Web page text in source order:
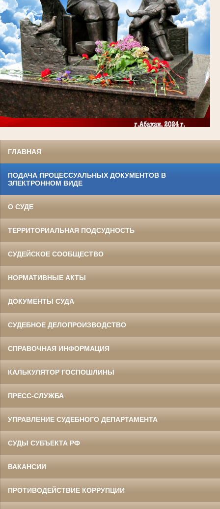
ГЛАВНАЯ
ПОДАЧА ПРОЦЕССУАЛЬНЫХ ДОКУМЕНТОВ В
ЭЛЕКТРОННОМ ВИДЕ
О СУДЕ
ТЕРРИТОРИАЛЬНАЯ ПОДСУДНОСТЬ
СУДЕЙСКОЕ СООБЩЕСТВО
НОРМАТИВНЫЕ АКТЫ
ДОКУМЕНТЫ СУДА
СУДЕБНОЕ ДЕЛОПРОИЗВОДСТВО
СПРАВОЧНАЯ ИНФОРМАЦИЯ
КАЛЬКУЛЯТОР ГОСПОШЛИНЫ
ПРЕСС-СЛУЖБА
УПРАВЛЕНИЕ СУДЕБНОГО ДЕПАРТАМЕНТА
СУДЫ СУБЪЕКТА РФ
ВАКАНСИИ
ПРОТИВОДЕЙСТВИЕ КОРРУПЦИИ